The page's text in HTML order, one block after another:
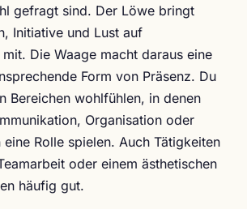
gefragt sind. Der Löwe bringt
Initiative und Lust auf
Die Waage macht daraus eine
Form von Präsenz. Du
Bereichen wohlfühlen, in denen
Organisation oder
eine Rolle spielen. Auch Tätigkeiten
oder einem ästhetischen
häufig gut.